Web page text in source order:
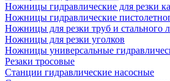
Ножницы гидравлические для резки
Ножницы гидравлические
Ножницы для резки труб и стального
Ножницы для резки уголков
Ножницы универсальные
Резаки тросовые
Станции гидравлические насосные